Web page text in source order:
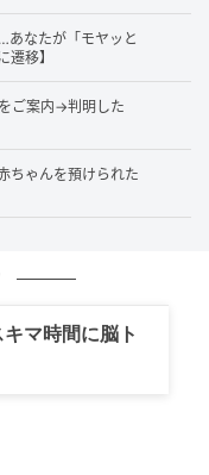
、レジでお会計。
」と金額を告げら
マですが、この「d
？」と驚いた反応
あなたが「モヤッと
移】
ご案内→判明した
ちゃんを預けられた
マ時間に脳ト